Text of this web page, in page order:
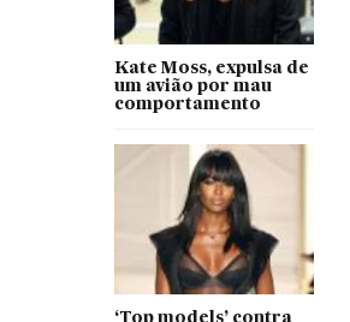
Kate Moss, expulsa de
um avião por mau
comportamento
‘Top models’ contra